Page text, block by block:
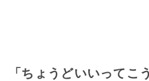
「ちょうどいいってこ